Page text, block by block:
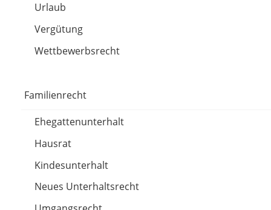
Urlaub
Vergütung
Wettbewerbsrecht
Familienrecht
Ehegattenunterhalt
Hausrat
Kindesunterhalt
Neues Unterhaltsrecht